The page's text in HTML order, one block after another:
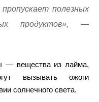
полезных
продуктов», —
— вещества из лайма,
вызывать ожоги
солнечного света.